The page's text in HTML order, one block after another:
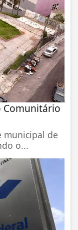
Comunitário
municipal de
o...